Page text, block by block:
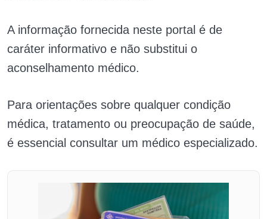
A informação fornecida neste portal é de
caráter informativo e não substitui o
aconselhamento médico.
Para orientações sobre qualquer condição
médica, tratamento ou preocupação de saúde,
é essencial consultar um médico especializado.